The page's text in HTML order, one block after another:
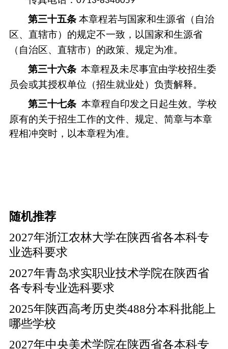
第三十五条 本章程若与国家和生源省（自治
区、直辖市）的规定不一致，以国家和生源省
（自治区、直辖市）的政策、规定为准。
第三十六条 本章程及未尽事宜由学校招生委
员会或其授权单位 （招生就业处） 负责解释。
第三十七条 本章程自印发之日起生效。学校
原有的关于招生工作的文件、规定、简章与本章
程相冲突时，以本章程为准。
随机推荐
2027年浙江农林大学在陕西省各本科专
业选科要求
2027年青岛求实职业技术学院在陕西省
各专科专业选科要求
2025年陕西高考历史类488分本科批能上
哪些学校
2027年中央美术学院在陕西省各本科专